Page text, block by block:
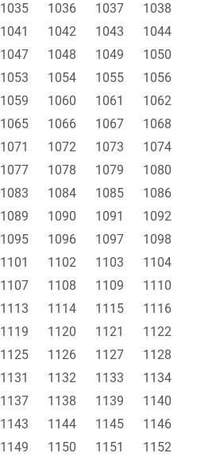
1035 1036 1037
1038
1041 1042 1043
1044
1047 1048 1049
1050
1053 1054 1055
1056
1059 1060 1061
1062
1065 1066 1067
1068
1071 1072 1073
1074
1077 1078 1079
1080
1083 1084 1085
1086
1089 1090 1091
1092
1095 1096 1097
1098
1101 1102 1103
1104
1107 1108 1109
1110
1113 1114 1115
1116
1119 1120 1121
1122
1125 1126 1127
1128
1131 1132 1133
1134
1137 1138 1139
1140
1143 1144 1145
1146
1149 1150 1151 1152